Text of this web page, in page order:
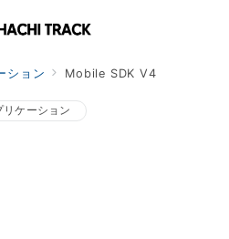
ション Mobile SDK V4
リケーション